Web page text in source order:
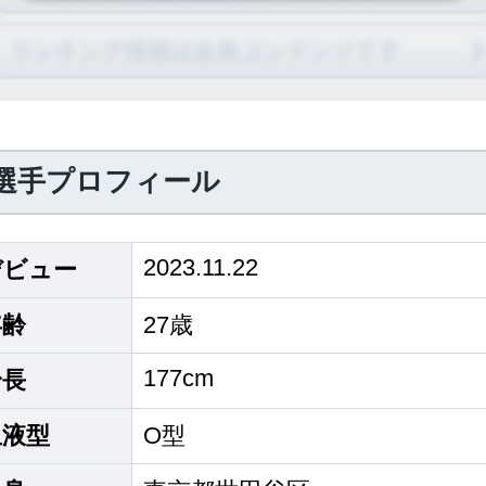
手プロフィール
ュー 2023.11.22
27歳
177cm
型 O型